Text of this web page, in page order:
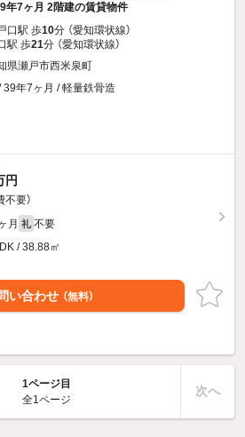
年7ヶ月 2階建の賃貸物件
口駅 歩10分 （愛知環状線）
駅 歩21分 （愛知環状線）
県瀬戸市西米泉町
39年7ヶ月 / 軽量鉄骨造
円
不要）
月 礼 不要
/ 38.88㎡
い合わせ （無料）
1ページ目
全1ページ
次へ